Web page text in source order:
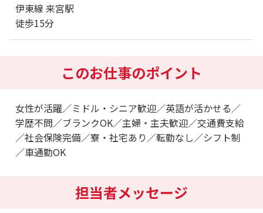
伊東線 来宮駅
徒歩15分
このお仕事のポイント
女性が活躍／ミドル・シニア歓迎／英語が活かせる／
学歴不問／ブランクOK／主婦・主夫歓迎／交通費支給
／社会保険完備／寮・社宅あり／転勤なし／シフト制
／車通勤OK
担当者メッセージ